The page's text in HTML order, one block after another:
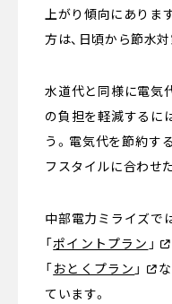
上がり傾向にありま
方は、日頃から節水
水道代と同様に電気
の負担を軽減するに
う。電気代を節約す
フスタイルに合わせ
中部電力ミライズで
「ポイントプラン 」
「おとくプラン 」
ています。